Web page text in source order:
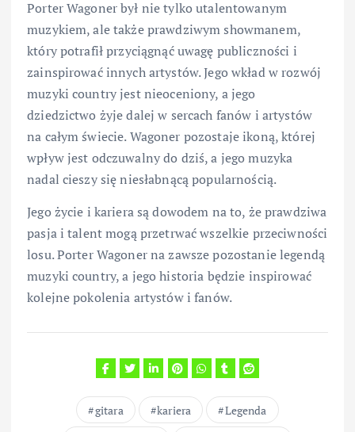
Porter Wagoner był nie tylko utalentowanym
muzykiem, ale także prawdziwym showmanem,
który potrafił przyciągnąć uwagę publiczności i
zainspirować innych artystów. Jego wkład w rozwój
muzyki country jest nieoceniony, a jego
dziedzictwo żyje dalej w sercach fanów i artystów
na całym świecie. Wagoner pozostaje ikoną, której
wpływ jest odczuwalny do dziś, a jego muzyka
nadal cieszy się niesłabnącą popularnością.
Jego życie i kariera są dowodem na to, że prawdziwa
pasja i talent mogą przetrwać wszelkie przeciwności
losu. Porter Wagoner na zawsze pozostanie legendą
muzyki country, a jego historia będzie inspirować
kolejne pokolenia artystów i fanów.
gitara kariera
Legenda